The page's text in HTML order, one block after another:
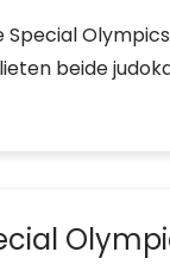
beide